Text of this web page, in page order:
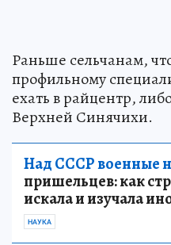
Раньше сельчанам,
профильному
ехать в райцентр,
Верхней Синячихи.
Над СССР военные
пришельцев: как
искала и изучала
НАУКА